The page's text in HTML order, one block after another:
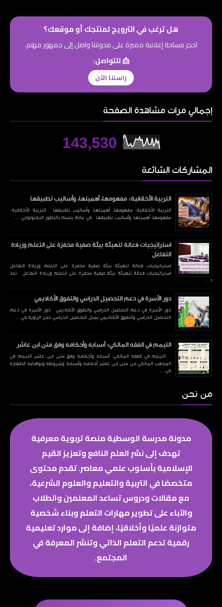
هل ترغب في الترويج لمنتجك أو موقعك؟
احجز مساحة إعلانية مميزة على مدونتنا واصل إلى جمهور مهتم.
📩 للتواصل:
راسلنا الآن
إجمالي مرات مشاهدة الصفحة
143,530
المشاركات الشائعة
التربية الأخلاقية: مفهومها، أهميتها، وأساليب تطبيقها
التربية الأخلاقية: مفهومها، أهميتها، وأساليب تطبيقها التربية الأخلاقية:
مفهومها، أهميتها، وأساليب تطبيقها في عالم يتسم بالتطور التكنولوجي ...
استراتيجيات فعالة لتهيئة بيئة صفية محفزة على التعلم وزيادة
التفاعل
استراتيجيات فعالة لتهيئة بيئة صفية محفزة على التعلم وزيادة التفاعل
استراتيجيات فعالة لتهيئة بيئة صفية محفزة على التعلم وزيادة التفاعل تعد
ا...
دور الأسرة في دعم التحصيل الدراسي والتفوق الأكاديمي
دور الأسرة في دعم التحصيل الدراسي والتفوق الأكاديمي دور الأسرة في دعم
التحصيل الدراسي والتفوق الأكاديمي يمثل التحصيل الدراسي حجر الزاوية في...
التيمم في الفقه المالكي: أسبابه وأحكامه وفق متن ابن عاشر
التيمم في الفقه المالكي: أسبابه وأحكامه وفق متن ابن عاشر التيمم في
المذهب المالكي من متن ابن عاشر أحكامه وأسبابه وشروطه ونواقضه الطهارة
في...
من نحن
مدونة مدرسة الوسطية منصة تربوية معرفية
تهدف إلى نشر العلم النافع وتعزيز القيم
الإسلامية بأسلوب علمي معاصر. تقدم محتوى
متخصصًا في التربية والتعليم والعلوم الشرعية،
مع مقالات ودروس تساعد المعلمين والطلاب
والآباء على تطوير مهارات التعلم وبناء شخصية
متوازنة علميًا وأخلاقيًا، إضافة إلى موارد تعليمية
رقمية تدعم التعلم الذاتي وتنشر المعرفة في
المجتمع.